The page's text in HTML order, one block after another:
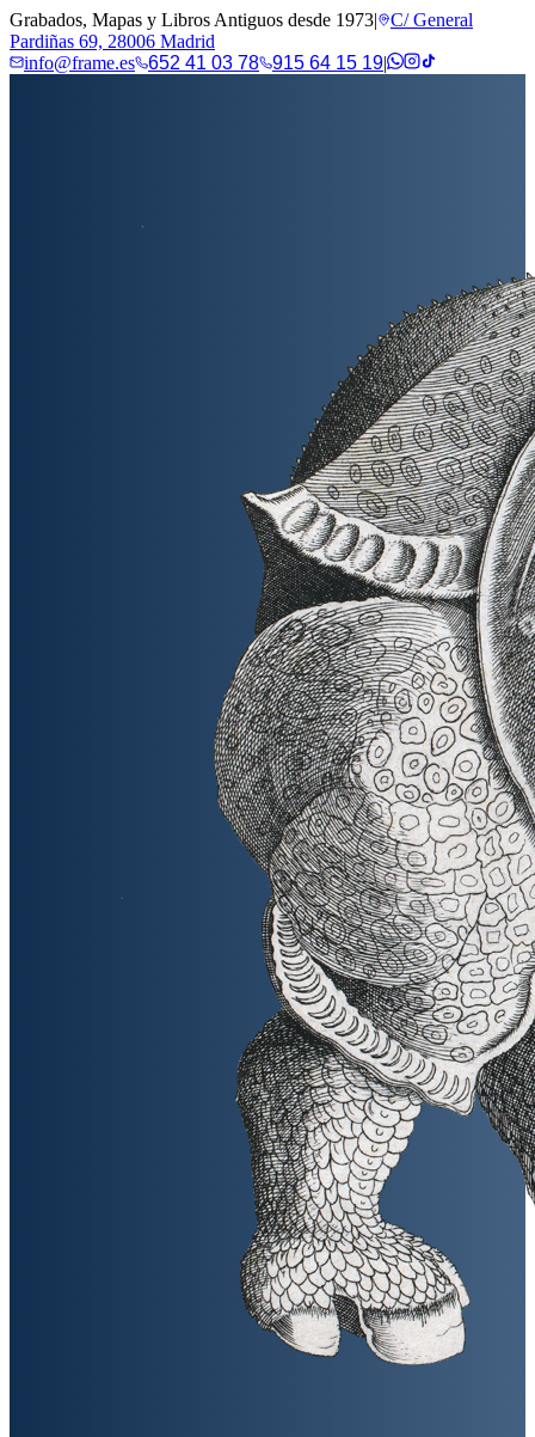
Grabados, Mapas y Libros Antiguos desde 1973|
C/ General
Pardiñas 69, 28006 Madrid
info@frame.es
652 41 03 78 915 64 15 19|